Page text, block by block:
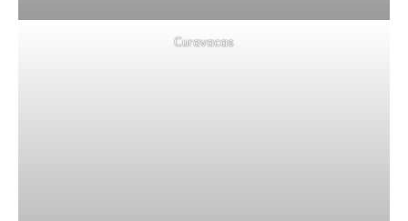
Curavacas